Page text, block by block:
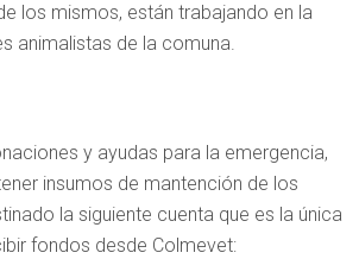
los mismos, están trabajando en la
animalistas de la comuna.
y ayudas para la emergencia,
insumos de mantención de los
la siguiente cuenta que es la única
fondos desde Colmevet: